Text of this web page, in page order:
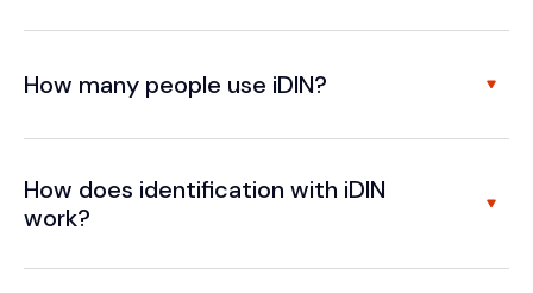
How many people use iDIN?
How does identification with iDIN
work?